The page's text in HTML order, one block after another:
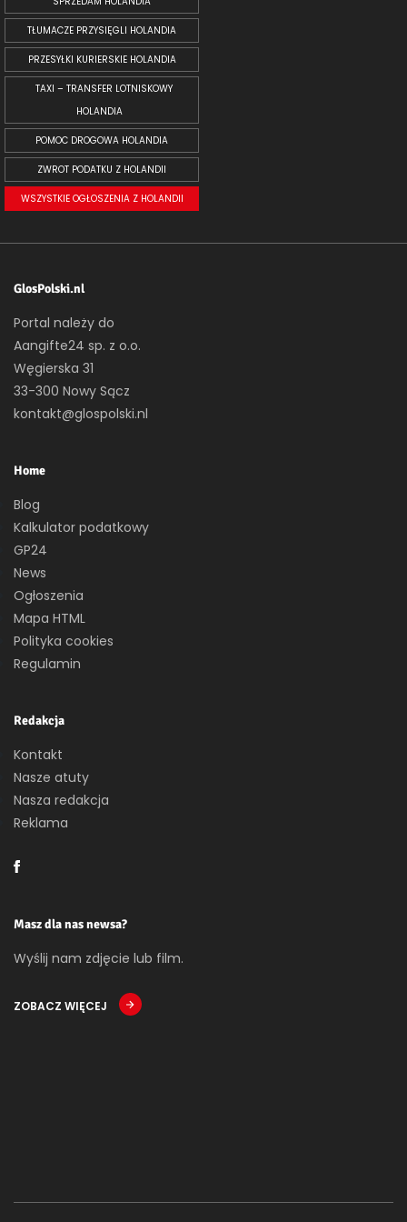
TŁUMACZE PRZYSIĘGLI HOLANDIA
PRZESYŁKI KURIERSKIE HOLANDIA
TAXI – TRANSFER LOTNISKOWY
HOLANDIA
POMOC DROGOWA HOLANDIA
ZWROT PODATKU Z HOLANDII
WSZYSTKIE OGŁOSZENIA Z HOLANDII
GlosPolski.nl
Portal należy do
Aangifte24 sp. z o.o.
Węgierska 31
33-300 Nowy Sącz
kontakt@glospolski.nl
Home
Blog
Kalkulator podatkowy
GP24
News
Ogłoszenia
Mapa HTML
Polityka cookies
Regulamin
Redakcja
Kontakt
Nasze atuty
Nasza redakcja
Reklama
Masz dla nas newsa?
Wyślij nam zdjęcie lub film.
ZOBACZ WIĘCEJ